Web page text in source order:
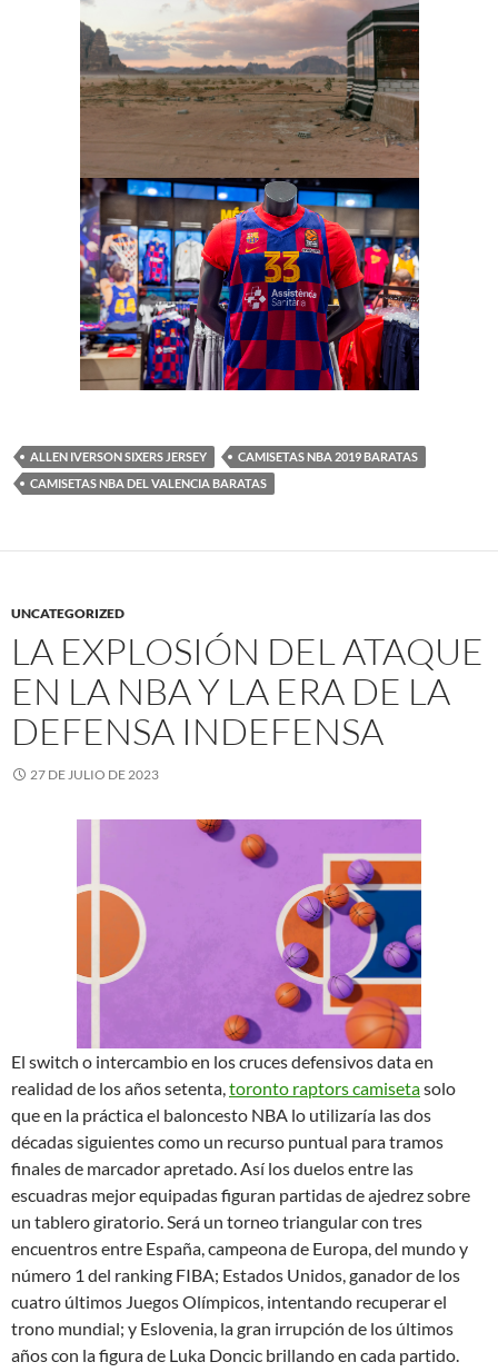
ALLEN IVERSON SIXERS JERSEY
CAMISETAS NBA 2019 BARATAS
CAMISETAS NBA DEL VALENCIA BARATAS
UNCATEGORIZED
LA EXPLOSIÓN DEL ATAQUE
EN LA NBA Y LA ERA DE LA
DEFENSA INDEFENSA
27 DE JULIO DE 2023
El switch o intercambio en los cruces defensivos data en
realidad de los años setenta,toronto raptors camisetasolo
que en la práctica el baloncesto NBA lo utilizaría las dos
décadas siguientes como un recurso puntual para tramos
finales de marcador apretado. Así los duelos entre las
escuadras mejor equipadas figuran partidas de ajedrez sobre
un tablero giratorio. Será un torneo triangular con tres
encuentros entre España, campeona de Europa, del mundo y
número 1 del ranking FIBA; Estados Unidos, ganador de los
cuatro últimos Juegos Olímpicos, intentando recuperar el
trono mundial; y Eslovenia, la gran irrupción de los últimos
años con la figura de Luka Doncic brillando en cada partido.